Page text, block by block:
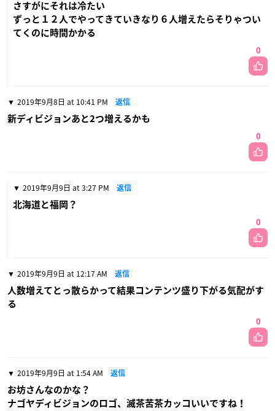
さすがにそれは冷たい
ずっと１２人でやってきていきなり６人増えたらそりゃつい
てくのに時間かかる
0
2019年9月8日 at 10:41 PM 返信
新ディビジョンあと2つ増えるかも
0
2019年9月9日 at 3:27 PM 返信
北海道と福岡？
0
2019年9月9日 at 12:17 AM 返信
人数増えてとっ散らかって結果コンテンツ盛り下がる気配がす
る
0
2019年9月9日 at 1:54 AM 返信
お坊さんなのかな？
ナゴヤディビジョンのロゴ、滅茶苦茶カッコいいですね！